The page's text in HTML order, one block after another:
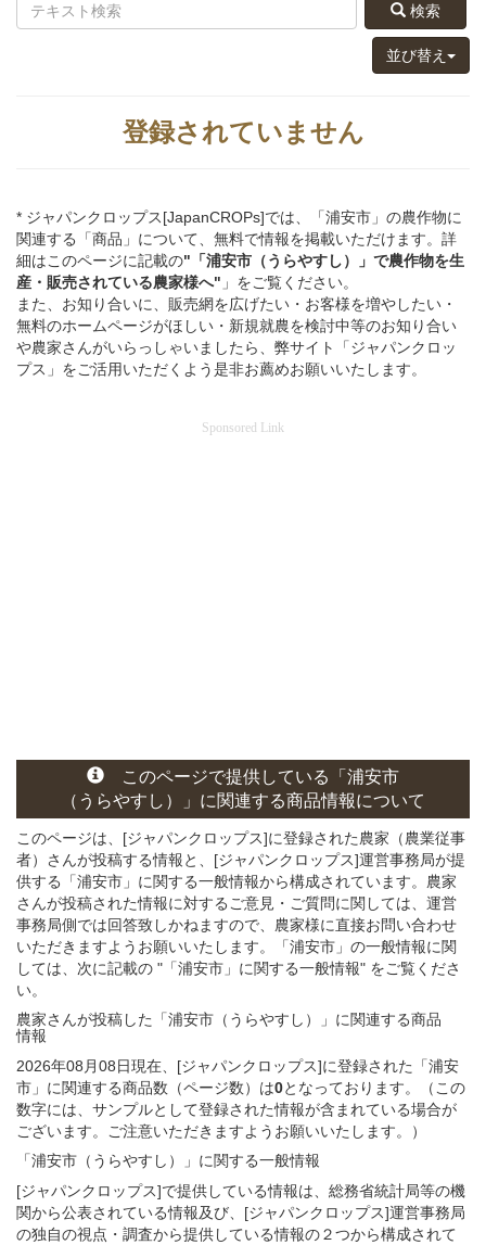
検索
並び替え
登録されていません
* ジャパンクロップス[JapanCROPs]では、「浦安市」の農作物に
関連する「商品」について、無料で情報を掲載いただけます。詳
細はこのページに記載の"「浦安市（うらやすし）」 で農作物を生
産・販売されている農家様へ" 」をご覧ください。
また、お知り合いに、販売網を広げたい・お客様を増やしたい・
無料のホームページがほしい・新規就農を検討中等のお知り合い
や農家さんがいらっしゃいましたら、弊サイト「ジャパンクロッ
プス」をご活用いただくよう是非お薦めお願いいたします。
Sponsored Link
このページで提供している
「浦安市
（うらやすし）」 に関連する商品情報について
このページは、[ジャパンクロップス]に登録された農家（農業従事
者）さんが投稿する情報と、[ジャパンクロップス]運営事務局が提
供する「浦安市」に関する一般情報から構成されています。農家
さんが投稿された情報に対するご意見・ご質問に関しては、運営
事務局側では回答致しかねますので、農家様に直接お問い合わせ
いただきますようお願いいたします。「浦安市」の一般情報に関
しては、次に記載の "「浦安市」に関する一般情報" をご覧くださ
い。
農家さんが投稿した「浦安市（うらやすし）」 に関連する商品
情報
2026年08月08日現在、[ジャパンクロップス]に登録された「浦安
市」に関連する商品数（ページ数）は0となっております。（この
数字には、サンプルとして登録された情報が含まれている場合が
ございます。ご注意いただきますようお願いいたします。）
「浦安市（うらやすし）」 に関する一般情報
[ジャパンクロップス]で提供している情報は、総務省統計局等の機
関から公表されている情報及び、[ジャパンクロップス]運営事務局
の独自の視点・調査から提供している情報の２つから構成されて